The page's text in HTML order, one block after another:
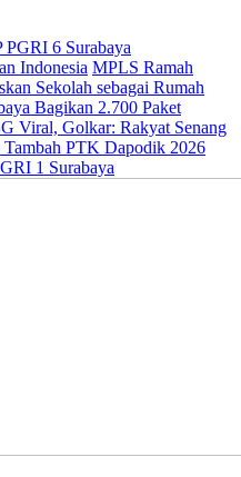
6 Surabaya
Indonesia MPLS Ramah
Sekolah sebagai Rumah
Bagikan 2.700 Paket
Viral, Golkar: Rakyat Senang
Tambah PTK Dapodik 2026
1 Surabaya